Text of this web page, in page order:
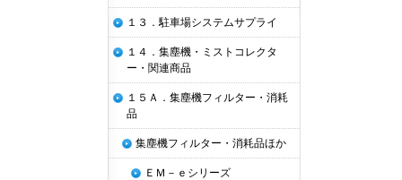
１３．駐車場システムサプライ
１４．集塵機・ミストコレクタ
ー・関連商品
１５Ａ．集塵機フィルター・消耗
品
集塵機フィルター・消耗品ほか
ＥＭ－ｅシリーズ